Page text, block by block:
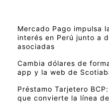
Mercado Pago impulsa
interés en Perú junto a
asociadas
Cambia dólares de
app y la web de
Préstamo Tarjetero
que convierte la línea